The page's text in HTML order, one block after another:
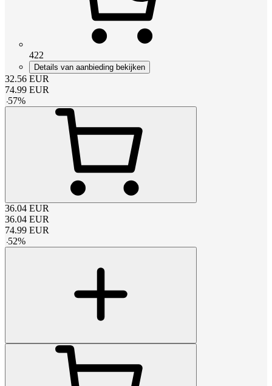
422
Details van aanbieding bekijken
32.56 EUR
74.99 EUR
-57%
36.04 EUR
36.04 EUR
74.99 EUR
-52%